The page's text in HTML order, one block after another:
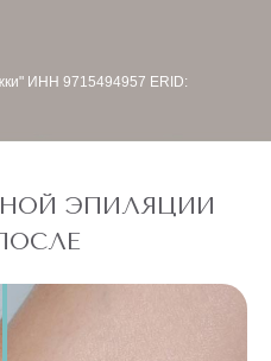
ИНН 9715494957 ERID:
ЭПИЛЯЦИИ